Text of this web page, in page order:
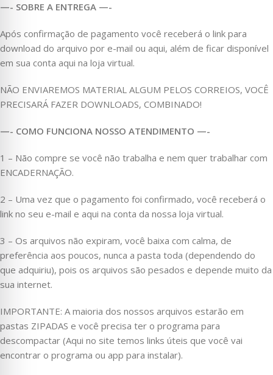
—- SOBRE A ENTREGA —-
Após confirmação de pagamento você receberá o link para
download do arquivo por e-mail ou aqui, além de ficar disponível
em sua conta aqui na loja virtual.
NÃO ENVIAREMOS MATERIAL ALGUM PELOS CORREIOS, VOCÊ
PRECISARÁ FAZER DOWNLOADS, COMBINADO!
—- COMO FUNCIONA NOSSO ATENDIMENTO —-
1 – Não compre se você não trabalha e nem quer trabalhar com
ENCADERNAÇÃO.
2 – Uma vez que o pagamento foi confirmado, você receberá o
link no seu e-mail e aqui na conta da nossa loja virtual.
3 – Os arquivos não expiram, você baixa com calma, de
preferência aos poucos, nunca a pasta toda (dependendo do
que adquiriu), pois os arquivos são pesados e depende muito da
sua internet.
IMPORTANTE: A maioria dos nossos arquivos estarão em
pastas ZIPADAS e você precisa ter o programa para
descompactar (Aqui no site temos links úteis que você vai
encontrar o programa ou app para instalar).